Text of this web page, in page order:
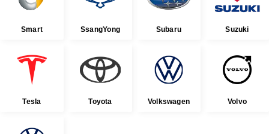
Smart SsangYong Subaru Suzuki
Tesla Toyota Volkswagen Volvo